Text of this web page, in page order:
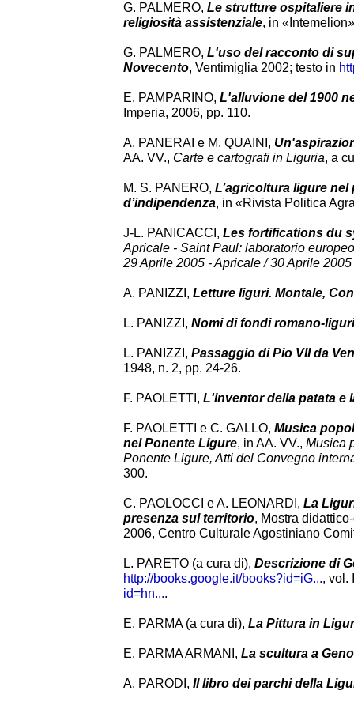
G. PALMERO, Le strutture ospitaliere
religiosità assistenziale, in
G. PALMERO, L'uso del racconto di
Novecento, Ventimiglia 2002; testo in
E. PAMPARINO, L'alluvione del 1900
Imperia, 2006, pp. 110.
A. PANERAI e M. QUAINI,
AA. VV., Carte e cartografi in Liguria, a
M. S. PANERO, L’agricoltura ligure
d’indipendenza, in «Rivista Politica
J-L. PANICACCI, Les fortifications du
Apricale - Saint Paul: laboratorio
29 Aprile 2005 - Apricale / 30 Aprile
A. PANIZZI, Letture liguri. Montale,
L. PANIZZI, Nomi di fondi romano-liguri
L. PANIZZI, Passaggio di Pio VII da
1948, n. 2, pp. 24-26.
F. PAOLETTI, L'inventor della patata e
F. PAOLETTI e C. GALLO, Musica
nel Ponente Ligure, in AA. VV., Musica
Ponente Ligure, Atti del Convegno
300.
C. PAOLOCCI e A. LEONARDI, La
presenza sul territorio, Mostra
2006, Centro Culturale Agostiniano
L. PARETO (a cura di), Descrizione di
http://books.google.it/books?id=iG..., vol.
id=hn....
E. PARMA (a cura di), La Pittura in
E. PARMA ARMANI, La scultura a
A. PARODI, Il libro dei parchi della